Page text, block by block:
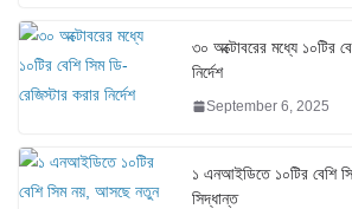
৩০ অক্টোবরের মধ্যে ১০টির
নির্দেশ
September 6, 2025
১ এনআইডিতে ১০টির বেশি
সিদ্ধান্ত